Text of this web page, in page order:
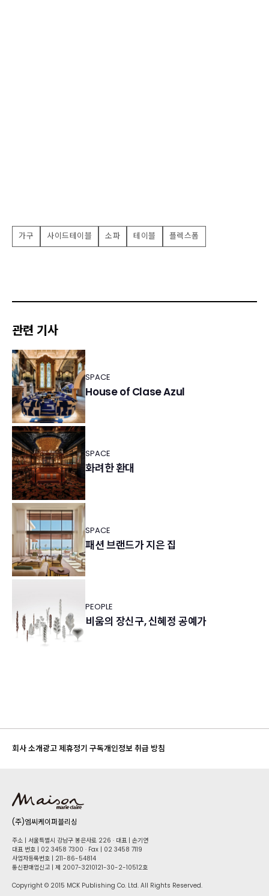
가구 사이드테이블 소파 테이블 플렉스폼
관련 기사
SPACE
House of Clase Azul
SPACE
화려한 환대
SPACE
패션 브랜드가 지은 집
PEOPLE
비움의 장신구, 신혜정 공예가
회사 소개광고 제휴정기 구독개인정보 취급 방침
(주)엠씨케이퍼블리싱
주소 | 서울특별시 강남구 봉은사로 226 · 대표 | 손기연
대표 번호 | 02 34​58 7300 · Fax | 02 34​58 7119
사업자등록번호 | 211-86-5​4814
통신판매업신고 | 제 2007-3210121-30-2-10512호
Copyright © 2015 MCK Publishing Co. Ltd. All Rights Reserved.